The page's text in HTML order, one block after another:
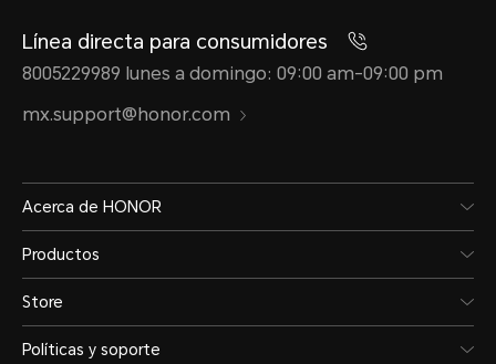
Línea directa para consumidores
8005229989 lunes a domingo: 09:00 am-09:00 pm
mx.support@honor.com
Acerca de HONOR
Productos
Store
Políticas y soporte